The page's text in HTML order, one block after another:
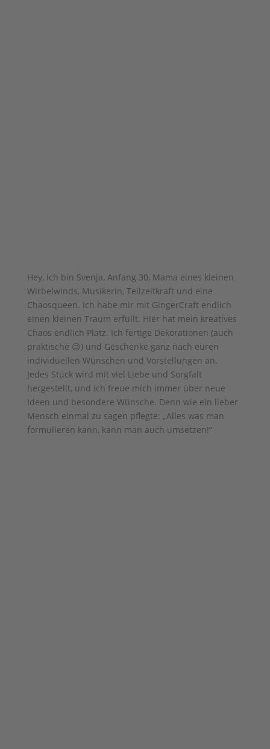
Hey, ich bin Svenja, Anfang 30, Mama eines kleinen
Wirbelwinds, Musikerin, Teilzeitkraft und eine
Chaosqueen. Ich habe mir mit GingerCraft endlich
einen kleinen Traum erfüllt. Hier hat mein kreatives
Chaos endlich Platz. Ich fertige Dekorationen (auch
praktische 😉) und Geschenke ganz nach euren
individuellen Wünschen und Vorstellungen an.
Jedes Stück wird mit viel Liebe und Sorgfalt
hergestellt, und ich freue mich immer über neue
Ideen und besondere Wünsche. Denn wie ein lieber
Mensch einmal zu sagen pflegte: „Alles was man
formulieren kann, kann man auch umsetzen!“